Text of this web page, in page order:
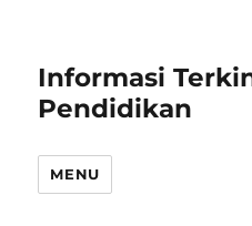
Informasi
Pendidikan
MENU